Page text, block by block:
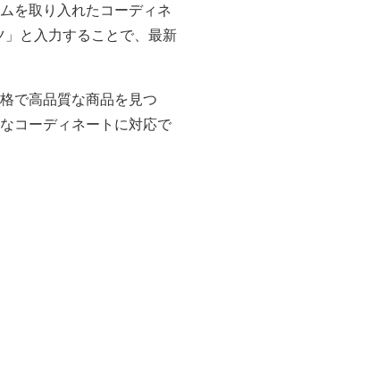
を取り入れたコーディネ
と入力することで、最新
で高品質な商品を見つ
コーディネートに対応で